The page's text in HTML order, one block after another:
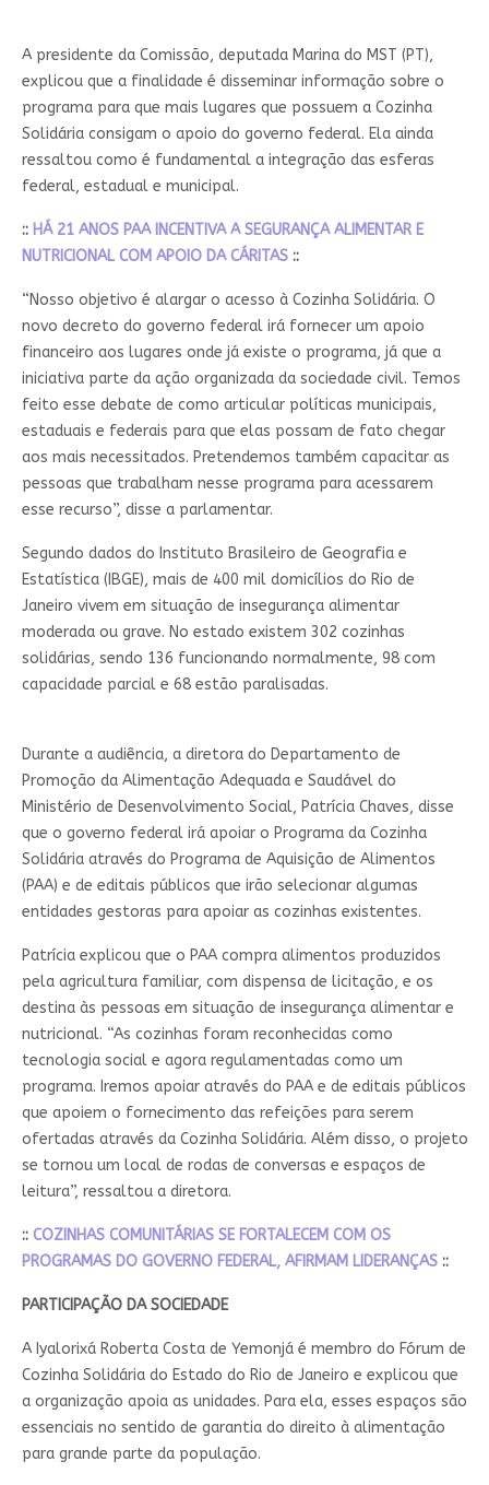
A presidente da Comissão, deputada Marina do MST (PT),
explicou que a finalidade é disseminar informação sobre o
programa para que mais lugares que possuem a Cozinha
Solidária consigam o apoio do governo federal. Ela ainda
ressaltou como é fundamental a integração das esferas
federal, estadual e municipal.
:: HÁ 21 ANOS PAA INCENTIVA A SEGURANÇA ALIMENTAR E
NUTRICIONAL COM APOIO DA CÁRITAS::
“Nosso objetivo é alargar o acesso à Cozinha Solidária. O
novo decreto do governo federal irá fornecer um apoio
financeiro aos lugares onde já existe o programa, já que a
iniciativa parte da ação organizada da sociedade civil. Temos
feito esse debate de como articular políticas municipais,
estaduais e federais para que elas possam de fato chegar
aos mais necessitados. Pretendemos também capacitar as
pessoas que trabalham nesse programa para acessarem
esse recurso”, disse a parlamentar.
Segundo dados do Instituto Brasileiro de Geografia e
Estatística (IBGE), mais de 400 mil domicílios do Rio de
Janeiro vivem em situação de insegurança alimentar
moderada ou grave. No estado existem 302 cozinhas
solidárias, sendo 136 funcionando normalmente, 98 com
capacidade parcial e 68 estão paralisadas.
Durante a audiência, a diretora do Departamento de
Promoção da Alimentação Adequada e Saudável do
Ministério de Desenvolvimento Social, Patrícia Chaves, disse
que o governo federal irá apoiar o Programa da Cozinha
Solidária através do Programa de Aquisição de Alimentos
(PAA) e de editais públicos que irão selecionar algumas
entidades gestoras para apoiar as cozinhas existentes.
Patrícia explicou que o PAA compra alimentos produzidos
pela agricultura familiar, com dispensa de licitação, e os
destina às pessoas em situação de insegurança alimentar e
nutricional. “As cozinhas foram reconhecidas como
tecnologia social e agora regulamentadas como um
programa. Iremos apoiar através do PAA e de editais públicos
que apoiem o fornecimento das refeições para serem
ofertadas através da Cozinha Solidária. Além disso, o projeto
se tornou um local de rodas de conversas e espaços de
leitura”, ressaltou a diretora.
:: COZINHAS COMUNITÁRIAS SE FORTALECEM COM OS
PROGRAMAS DO GOVERNO FEDERAL, AFIRMAM LIDERANÇAS::
PARTICIPAÇÃO DA SOCIEDADE
A Iyalorixá Roberta Costa de Yemonjá é membro do Fórum de
Cozinha Solidária do Estado do Rio de Janeiro e explicou que
a organização apoia as unidades. Para ela, esses espaços são
essenciais no sentido de garantia do direito à alimentação
para grande parte da população.